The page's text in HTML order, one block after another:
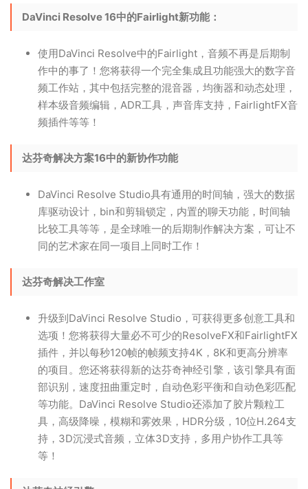
DaVinci Resolve 16中的Fairlight新功能：
使用DaVinci Resolve中的Fairlight，音频不再是后期制
作中的事了！您将获得一个完全集成且功能强大的数字音
频工作站，其中包括完整的混音器，均衡器和动态处理，
样本级音频编辑，ADR工具，声音库支持，FairlightFX音
频插件等等！
达芬奇解决方案16中的新协作功能
DaVinci Resolve Studio具有通用的时间轴，强大的数据
库驱动设计，bin和剪辑锁定，内置的聊天功能，时间轴
比较工具等等，是全球唯一的后期制作解决方案，可让不
同的艺术家在同一项目上同时工作！
达芬奇解决工作室
升级到DaVinci Resolve Studio，可获得更多创意工具和
选项！您将获得大量必不可少的ResolveFX和FairlightFX
插件，并以每秒120帧的帧频支持4K，8K和更高分辨率
的项目。您还将获得新的达芬奇神经引擎，该引擎具有面
部识别，速度扭曲重定时，自动色彩平衡和自动色彩匹配
等功能。DaVinci Resolve Studio还添加了胶片颗粒工
具，高级降噪，模糊和雾效果，HDR分级，10位H.264支
持，3D沉浸式音频，立体3D支持，多用户协作工具等
等！